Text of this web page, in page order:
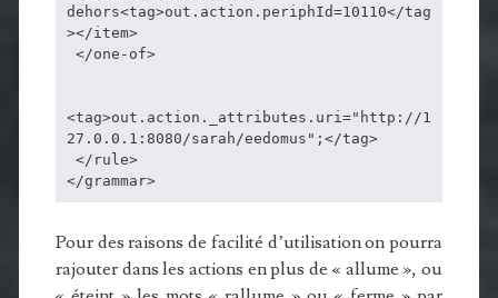
dehors<tag>out.action.periphId=10110</tag
></item>
<tag>out.action._attributes.uri="http://1
27.0.0.1:8080/sarah/eedomus";</tag>
</grammar>
Pour des raisons de facilité d’utilisation on pourra
rajouter dans les actions en plus de « allume », ou